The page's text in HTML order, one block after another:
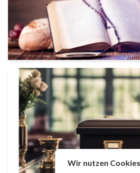
Wir nutzen Cookies